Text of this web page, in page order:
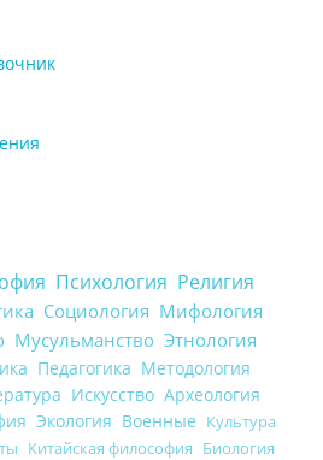
Психология Религия
Социология Мифология
Мусульманство Этнология
Педагогика Методология
Искусство Археология
Экология Военные Культура
Китайская философия Биология